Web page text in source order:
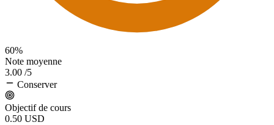
60%
Note moyenne
3.00 /5
Conserver
Objectif de cours
0.50 USD